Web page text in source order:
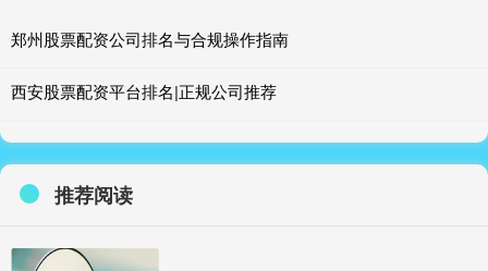
郑州股票配资公司排名与合规操作指南
西安股票配资平台排名|正规公司推荐
推荐阅读